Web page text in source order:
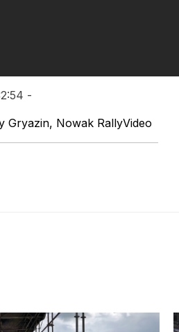
-
Gryazin, Nowak RallyVideo